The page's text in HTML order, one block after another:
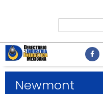
Newmont